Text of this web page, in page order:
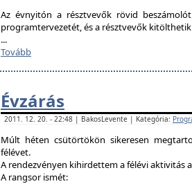
Az évnyitón a résztvevők rövid
programtervezetét, és a résztvevők
...
Tovább
Évzárás
2011. 12. 20. - 22:48 | BakosLevente | Kategória:
Múlt héten csütörtökön sikeresen
félévet.
A rendezvényen kihirdettem a félévi aktivitás
A rangsor ismét: